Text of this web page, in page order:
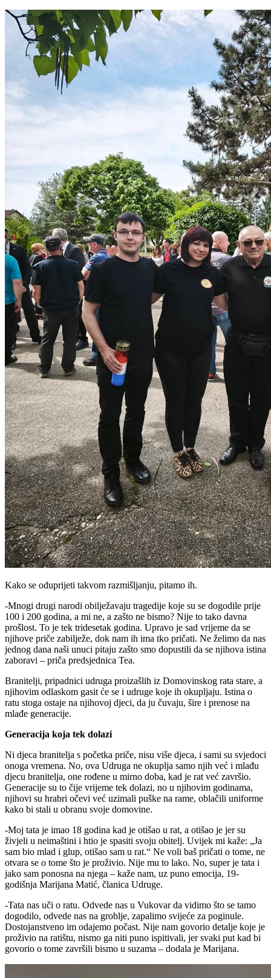
Kako se oduprijeti takvom razmišljanju, pitamo ih.
-Mnogi drugi narodi obilježavaju tragedije koje su se dogodile prije
100 i 200 godina, a mi ne, a zašto ne bismo? Nije to tako davna
prošlost. To je tek tridesetak godina. Upravo je sad vrijeme da se
njihove priče zabilježe, dok nam ih ima tko pričati. Ne želimo da nas
jednog dana naši unuci pitaju zašto smo dopustili da se njihova istina
zaboravi – priča predsjednica Tea.
Branitelji, pripadnici udruga proizašlih iz Domovinskog rata stare, a
njihovim odlaskom gasit će se i udruge koje ih okupljaju. Istina o
ratu stoga ostaje na njihovoj djeci, da ju čuvaju, šire i prenose na
mlađe generacije.
Generacija koja tek dolazi
Ni djeca branitelja s početka priče, nisu više djeca, i sami su svjedoci
onoga vremena. No, ova Udruga ne okuplja samo njih već i mlađu
djecu branitelja, one rođene u mirno doba, kad je rat već završio.
Generacije su to čije vrijeme tek dolazi, no u njihovim godinama,
njihovi su hrabri očevi već uzimali puške na rame, oblačili uniforme
kako bi stali u obranu svoje domovine.
-Moj tata je imao 18 godina kad je otišao u rat, a otišao je jer su
živjeli u neimaštini i htio je spasiti svoju obitelj. Uvijek mi kaže: „Ja
sam bio mlad i glup, otišao sam u rat.“ Ne voli baš pričati o tome, ne
otvara se o tome što je proživio. Nije mu to lako. No, super je tata i
jako sam ponosna na njega – kaže nam, uz puno emocija, 19-
godišnja Marijana Matić, članica Udruge.
-Tata nas uči o ratu. Odvede nas u Vukovar da vidimo što se tamo
dogodilo, odvede nas na groblje, zapalimo svijeće za poginule.
Dostojanstveno im odajemo počast. Nije nam govorio detalje koje je
proživio na ratištu, nismo ga niti puno ispitivali, jer svaki put kad bi
govorio o tome završili bismo u suzama – dodala je Marijana.